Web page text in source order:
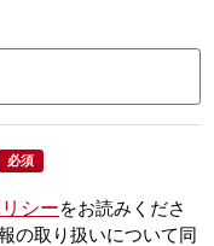
必須
シーをお読みくださ
の取り扱いについて同